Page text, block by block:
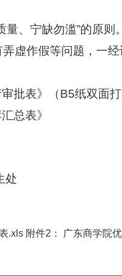
、宁缺勿滥”的原则。
虚作假等问题，一经
批表》（B5纸双面打
总表》
处
.xls 附件2： 广东商学院